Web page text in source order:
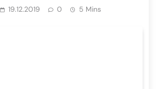
19.12.2019 0 5 Mins